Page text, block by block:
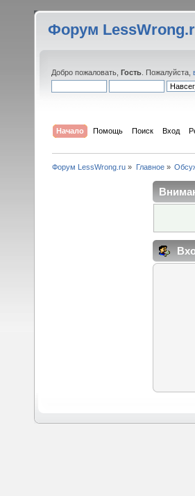
Форум
Добро пожаловать, Гость . Пожалуйста,
Начало Помощь Поиск Вход
Форум LessWrong.ru » Главное»